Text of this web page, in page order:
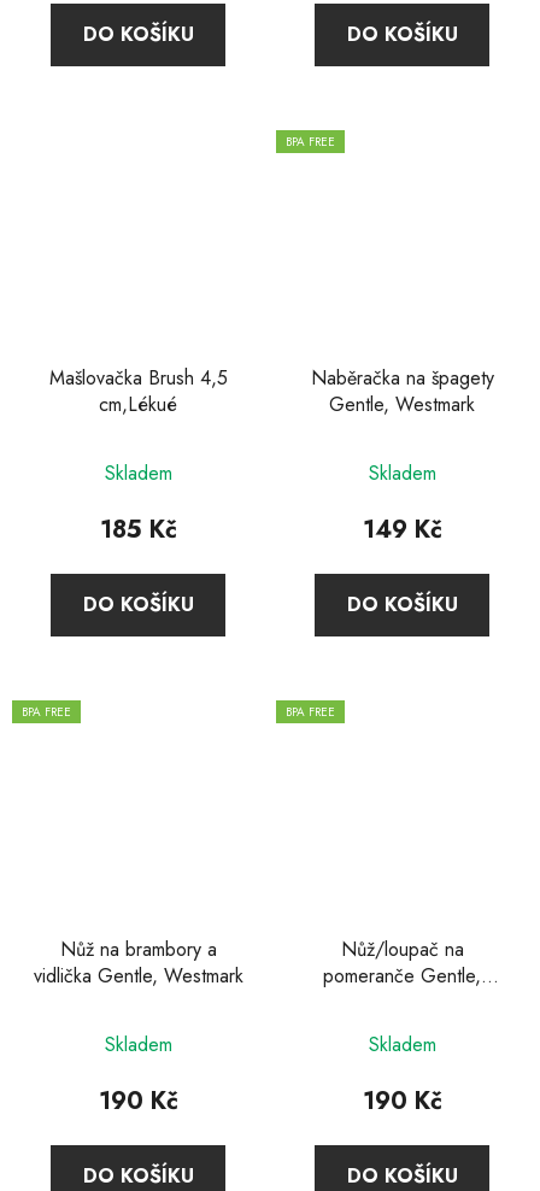
DO KOŠÍKU DO KOŠÍKU
Mašlovačka Brush 4,5
cm,Lékué
Skladem
185 Kč
DO KOŠÍKU
BPA FREE
Naběračka na špagety
Gentle, Westmark
Skladem
149 Kč
DO KOŠÍKU
BPA FREE
Nůž na brambory a
vidlička Gentle, Westmark
Skladem
190 Kč
DO KOŠÍKU
BPA FREE
Nůž/loupač na
pomeranče Gentle,
Skladem
190 Kč
DO KOŠÍKU